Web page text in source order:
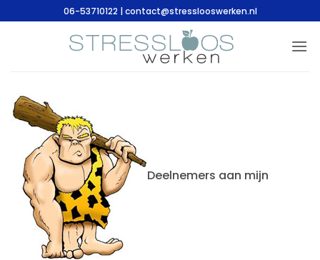
naar
06-53710122 | contact@stresslooswerken.nl
Deelnemers aan mijn